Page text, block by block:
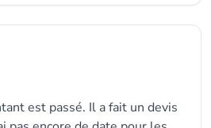
est passé. Il a fait un devis